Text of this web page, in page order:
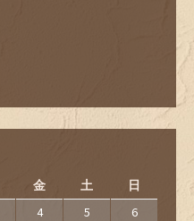
金 土 日
4 5
6